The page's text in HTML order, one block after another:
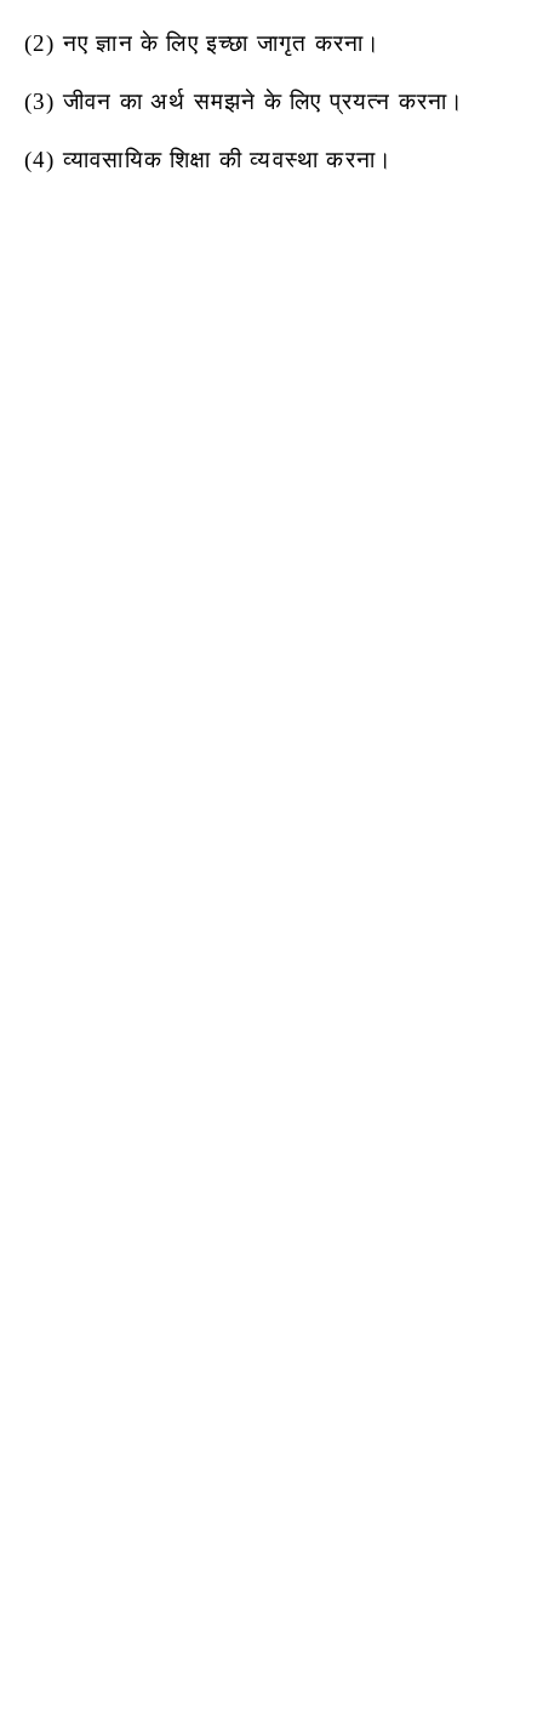
(2) नए ज्ञान के लिए इच्छा जागृत करना।
(3) जीवन का अर्थ समझने के लिए प्रयत्न करना।
(4) व्यावसायिक शिक्षा की व्यवस्था करना।